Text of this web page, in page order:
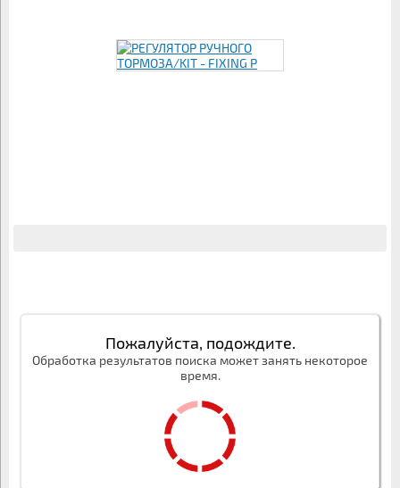
Пожалуйста, подождите.
Обработка результатов поиска может занять некоторое
время.